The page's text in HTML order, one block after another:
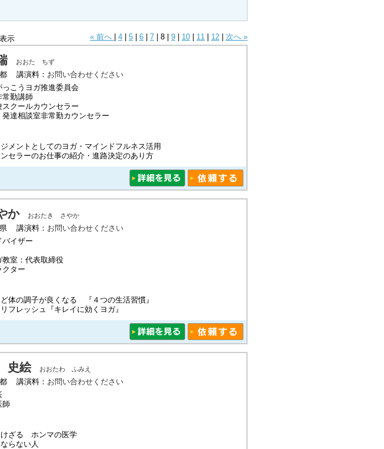
示 « 前へ 4 5 6 7 8 9 10 11 12 次へ »
おおた ちず
講演料： お問い合わせください
こうヨガ推進委員会
常勤講師
クールカウンセラー
達相談室非常勤カウンセラー
メントとしてのヨガ・マインドフルネス活用
セラーのお仕事の紹介・進路決定のあり方
か おおたき さやか
講演料： お問い合わせください
バイザー
室：代表取締役
クター
体の調子が良くなる 『４つの生活習慣』
フレッシュ『キレイに効くヨガ』
史絵 おおたわ ふみえ
講演料： お問い合わせください
師
ざる ホンマの医学
らない人